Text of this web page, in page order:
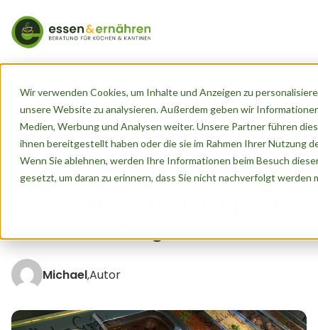
Wir verwenden Cookies, um Inhalte und Anzeigen zu
unsere Website zu analysieren. Außerdem geben wir
Medien, Werbung und Analysen weiter. Unsere Partner führen
ihnen bereitgestellt haben oder die sie im Rahmen Ihrer Nutzung
Wenn Sie ablehnen, werden Ihre Informationen beim Besuch
gesetzt, um daran zu erinnern, dass Sie nicht nachverfolgt werden
nachhaltig – Ein Erfolg mit dem Kartoffelgratin
Veröffentlicht vonMichaelam3. September 2024
Tag der Schulverpflegung:
Vegan, lecker und
Michael,Autor